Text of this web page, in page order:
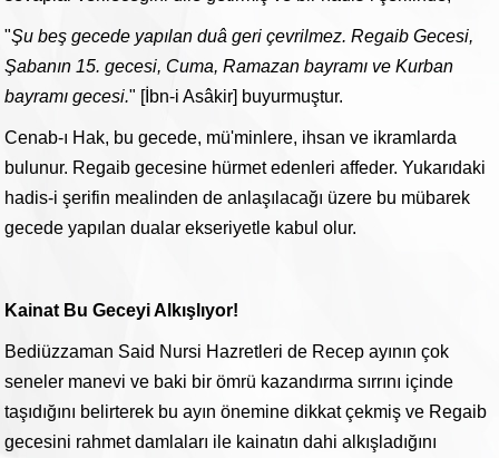
"Şu beş gecede yapılan duâ geri çevrilmez. Regaib Gecesi,
Şabanın 15. gecesi, Cuma, Ramazan bayramı ve Kurban
bayramı gecesi." [İbn-i Asâkir] buyurmuştur.
Cenab-ı Hak, bu gecede, mü'minlere, ihsan ve ikramlarda
bulunur. Regaib gecesine hürmet edenleri affeder. Yukarıdaki
hadis-i şerifin mealinden de anlaşılacağı üzere bu mübarek
gecede yapılan dualar ekseriyetle kabul olur.
Kainat Bu Geceyi Alkışlıyor!
Bediüzzaman Said Nursi Hazretleri de Recep ayının çok
seneler manevi ve baki bir ömrü kazandırma sırrını içinde
taşıdığını belirterek bu ayın önemine dikkat çekmiş ve Regaib
gecesini rahmet damlaları ile kainatın dahi alkışladığını